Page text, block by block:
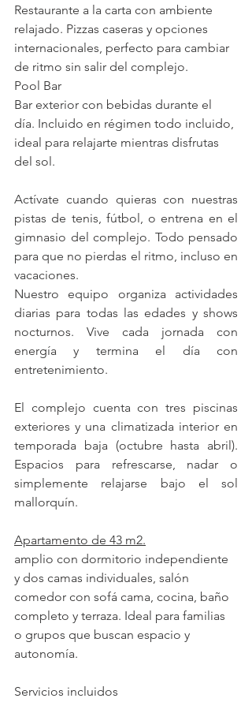
Restaurante a la carta con ambiente
relajado. Pizzas caseras y opciones
internacionales, perfecto para cambiar
de ritmo sin salir del complejo.
Pool Bar
Bar exterior con bebidas durante el
día. Incluido en régimen todo incluido,
ideal para relajarte mientras disfrutas
del sol.
Actívate cuando quieras con nuestras
pistas de tenis, fútbol, o entrena en el
gimnasio del complejo. Todo pensado
para que no pierdas el ritmo, incluso en
vacaciones.
Nuestro equipo organiza actividades
diarias para todas las edades y shows
nocturnos. Vive cada jornada con
energía y termina el día con
entretenimiento.
El complejo cuenta con tres piscinas
exteriores y una climatizada interior en
temporada baja (octubre hasta abril).
Espacios para refrescarse, nadar o
simplemente relajarse bajo el sol
mallorquín.
Apartamento de 43 m2.
amplio con dormitorio independiente
y dos camas individuales, salón
comedor con sofá cama, cocina, baño
completo y terraza. Ideal para familias
o grupos que buscan espacio y
autonomía.
Servicios incluidos